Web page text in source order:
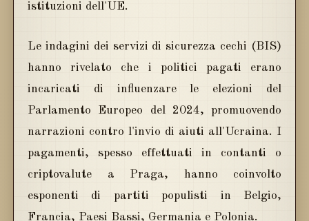
istituzioni dell'UE.
Le indagini dei servizi di sicurezza cechi (BIS)
hanno rivelato che i politici pagati erano
incaricati di influenzare le elezioni del
Parlamento Europeo del 2024, promuovendo
narrazioni contro l'invio di aiuti all'Ucraina. I
pagamenti, spesso effettuati in contanti o
criptovalute a Praga, hanno coinvolto
esponenti di partiti populisti in Belgio,
Francia, Paesi Bassi, Germania e Polonia.